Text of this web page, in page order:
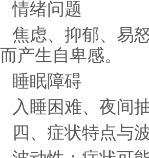
情绪问题
焦虑、抑郁、易
而产生自卑感。
睡眠障碍
入睡困难、夜间
四、症状特点与